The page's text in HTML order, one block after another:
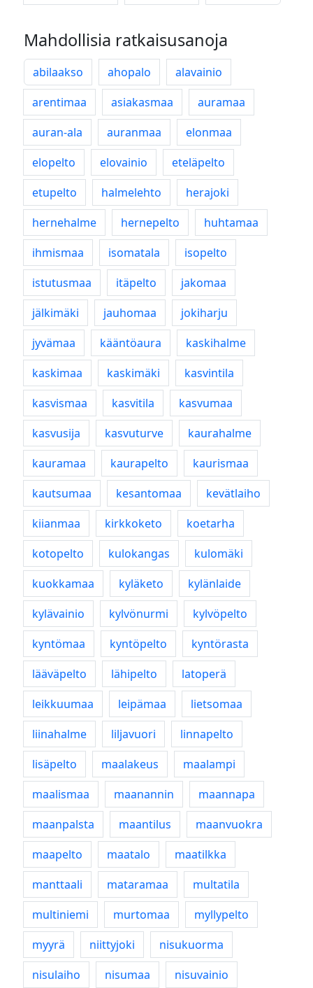
Mahdollisia ratkaisusanoja
abilaakso ahopalo
alavainio
arentimaa
asiakasmaa
auramaa
auran-ala
auranmaa
elonmaa
elopelto
elovainio
eteläpelto
etupelto
halmelehto
herajoki
hernehalme
hernepelto
huhtamaa
ihmismaa
isomatala
isopelto
istutusmaa
itäpelto
jakomaa
jälkimäki
jauhomaa
jokiharju
jyvämaa
kääntöaura
kaskihalme
kaskimaa
kaskimäki
kasvintila
kasvismaa
kasvitila
kasvumaa
kasvusija
kasvuturve
kaurahalme
kauramaa
kaurapelto
kaurismaa
kautsumaa
kesantomaa
kevätlaiho
kiianmaa
kirkkoketo
koetarha
kotopelto
kulokangas
kulomäki
kuokkamaa
kyläketo
kylänlaide
kylävainio
kylvönurmi
kylvöpelto
kyntömaa
kyntöpelto
kyntörasta
lääväpelto
lähipelto
latoperä
leikkuumaa
leipämaa
lietsomaa
liinahalme
liljavuori
linnapelto
lisäpelto
maalakeus
maalampi
maalismaa
maanannin
maannapa
maanpalsta
maantilus
maanvuokra
maapelto
maatalo
maatilkka
manttaali
mataramaa
multatila
multiniemi
murtomaa
myllypelto
myyrä
niittyjoki
nisukuorma
nisulaiho
nisumaa
nisuvainio